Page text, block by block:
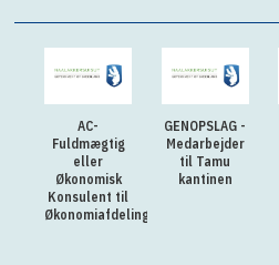
AC-
Fuldmægtig
eller
Økonomisk
Konsulent til
Økonomiafdelingen
GENOPSLAG -
Medarbejder
til Tamu
kantinen